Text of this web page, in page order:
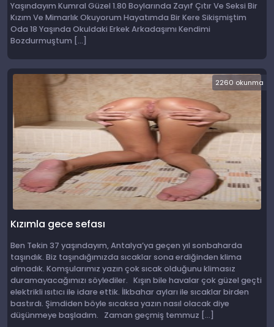
Yaşındayım Kumral Güzel 1.80 Boylarında Zayıf Çıtır Ve Seksi Bir
Kızım Ve Mimarlık Okuyorum Hayatımda Bir Kere Sikişmiştim
Oda 18 Yaşında Okuldaki Erkek Arkadaşımı Kendimi
Bozdurmuştum […]
2260 okunma
Kızımla gece sefası
Ben Tekin 37 yaşındayım, Antalya’ya geçen yıl sonbaharda
taşındık. Biz taşındığımızda sıcaklar sona erdiğinden klima
almadık. Komşularımız yazın çok sıcak olduğunu klimasız
duramayacağımızı söylediler. Kışın bile havalar çok güzel geçti
elektrikli ısıtıcı ile idare ettik. İlkbahar ayları ile sıcaklar birden
bastırdı. Şimdiden böyle sıcaksa yazın nasıl olacak diye
düşünmeye başladım. Zaman geçmiş temmuz […]